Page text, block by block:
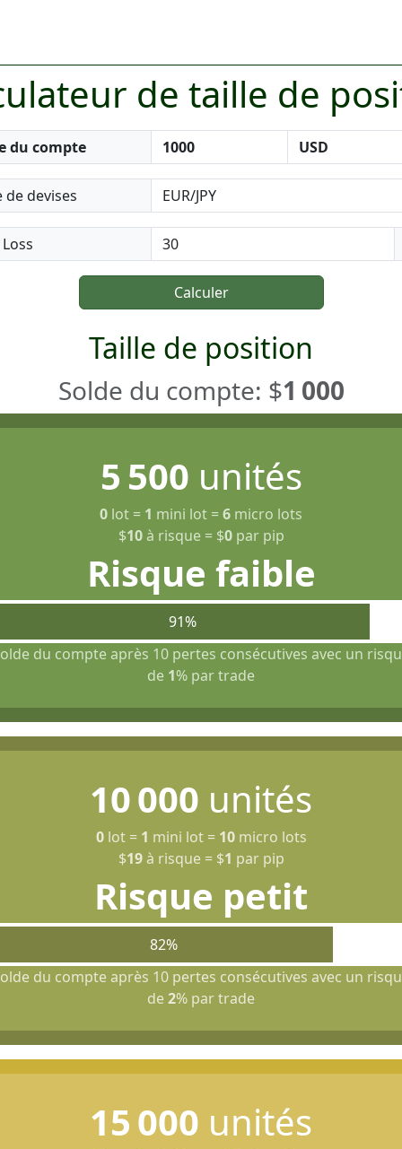
de taille de
du compte
de devises
Calculer
Taille de position
Solde du compte: $1 000
5 500 unités
0 lot = 1 mini lot =6 micro lots
$10à risque = $0par pip
Risque faible
91%
du compte après 10 pertes consécutives avec un
de 1% par trade
10 000 unités
0lot = 1 mini lot = 10micro lots
$19à risque = $1 par pip
Risque petit
82%
du compte après 10 pertes consécutives avec un
de2% par trade
15 000 unités